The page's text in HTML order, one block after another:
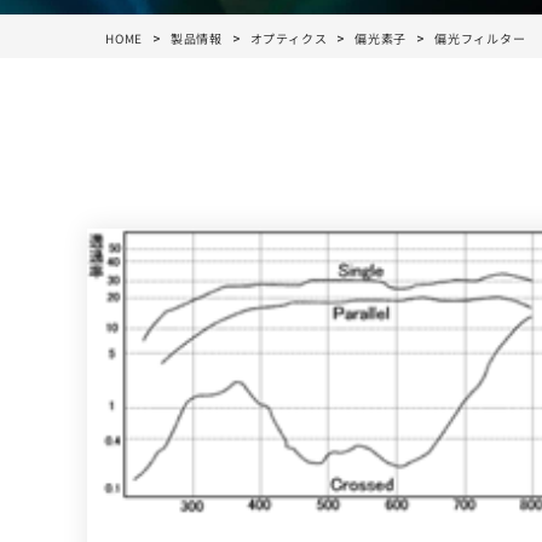
HOME 製品情報 オプティクス 偏光素子 偏光フィルター